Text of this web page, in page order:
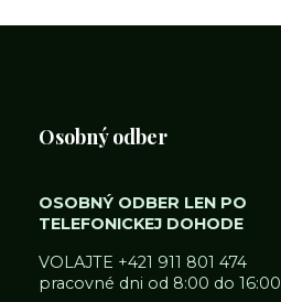
Osobný odber
OSOBNÝ ODBER LEN PO
TELEFONICKEJ DOHODE
VOLAJTE +421 911 801 474
pracovné dni od 8:00 do 16:00